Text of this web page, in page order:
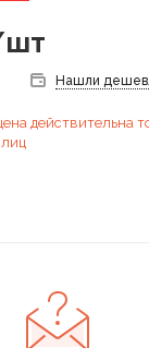
Нашли
действительна